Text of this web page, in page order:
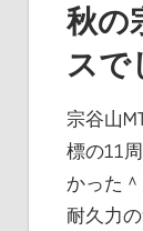
秋の
スで
宗谷山
標の11
かった
耐久力